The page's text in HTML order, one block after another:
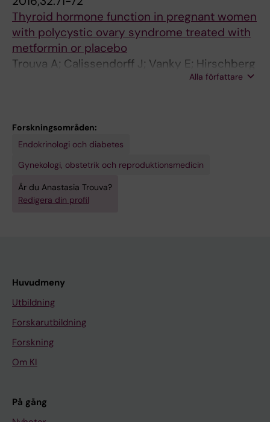
Thyroid hormone function in pregnant women
with polycystic ovary syndrome treated with
metformin or placebo
Trouva A; Calissendorff J; Vanky E; Hirschberg
Alla författare
Forskningsområden:
Endokrinologi och diabetes
Gynekologi, obstetrik och reproduktionsmedicin
Är du Anastasia Trouva?
Redigera din profil
Huvudmeny
Utbildning
Forskarutbildning
Forskning
Om KI
På gång